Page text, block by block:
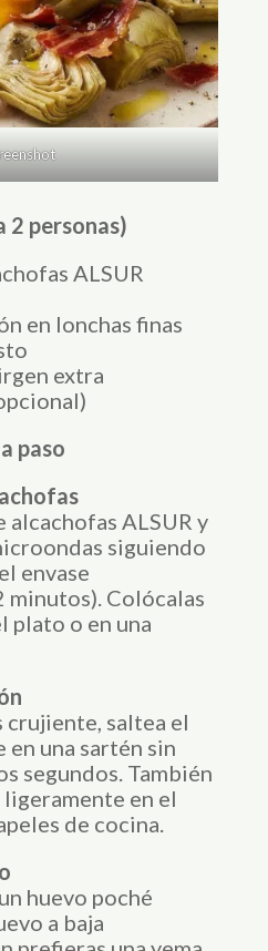
2 personas)
ALSUR
en lonchas finas
extra
paso
alcachofas ALSUR y
siguiendo
envase
minutos). Colócalas
plato o en una
crujiente, saltea el
en una sartén sin
segundos. También
en el
de cocina.
huevo poché
a baja